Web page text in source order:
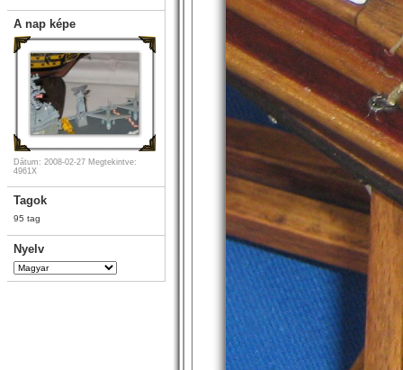
A nap képe
Dátum: 2008-02-27 Megtekintve:
4961X
Tagok
95 tag
Nyelv